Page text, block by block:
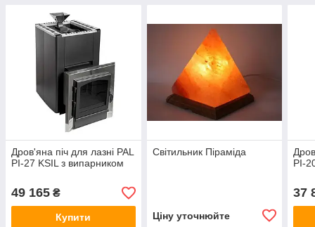
Дров'яна піч для лазні PAL
PI-27 KSIL з випарником
49 165 ₴
Купити
Світильник Піраміда
Ціну уточнюйте
PI-
37